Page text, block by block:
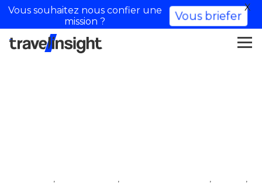
, , , ,
Vous souhaitez nous confier une
mission ?
Vous briefer
X